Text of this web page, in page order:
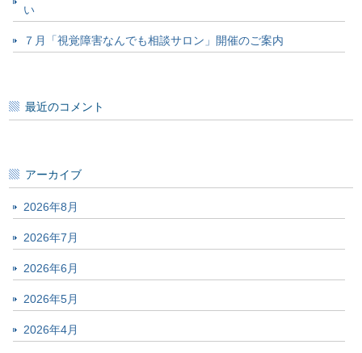
い
７月「視覚障害なんでも相談サロン」開催のご案内
最近のコメント
アーカイブ
2026年8月
2026年7月
2026年6月
2026年5月
2026年4月